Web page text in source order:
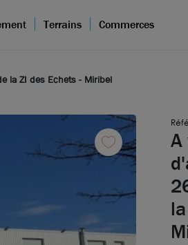
Terrains Commerces
la ZI des Echets - Miribel
A